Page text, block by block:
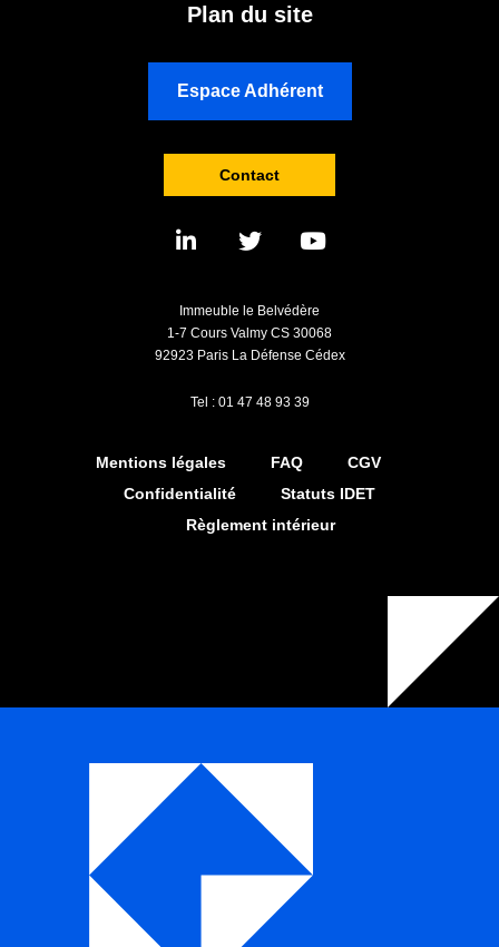
Plan du site
Espace Adhérent
Contact
Immeuble le Belvédère
1-7 Cours Valmy CS 30068
92923 Paris La Défense Cédex
Tel : 01 47 48 93 39
Mentions légales FAQ
CGV
Confidentialité
Statuts IDET
Règlement intérieur